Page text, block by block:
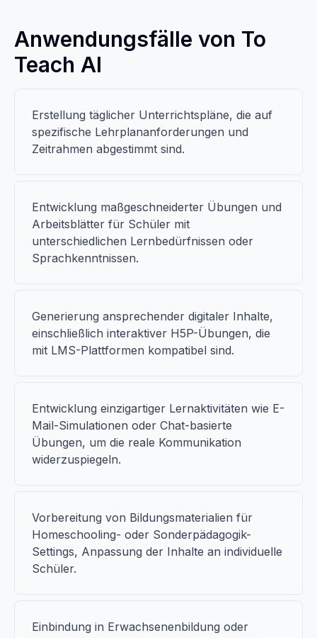
Anwendungsfälle von To
Teach AI
Erstellung täglicher Unterrichtspläne, die auf
spezifische Lehrplananforderungen und
Zeitrahmen abgestimmt sind.
Entwicklung maßgeschneiderter Übungen und
Arbeitsblätter für Schüler mit
unterschiedlichen Lernbedürfnissen oder
Sprachkenntnissen.
Generierung ansprechender digitaler Inhalte,
einschließlich interaktiver H5P-Übungen, die
mit LMS-Plattformen kompatibel sind.
Entwicklung einzigartiger Lernaktivitäten wie E-
Mail-Simulationen oder Chat-basierte
Übungen, um die reale Kommunikation
widerzuspiegeln.
Vorbereitung von Bildungsmaterialien für
Homeschooling- oder Sonderpädagogik-
Settings, Anpassung der Inhalte an individuelle
Schüler.
Einbindung in Erwachsenenbildung oder